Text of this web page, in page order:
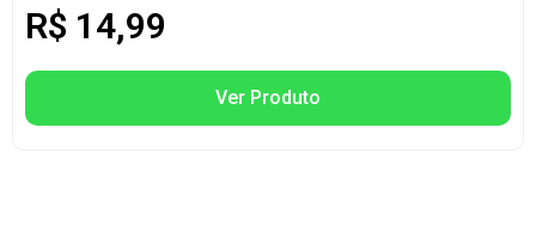
R$ 14,99
Ver Produto